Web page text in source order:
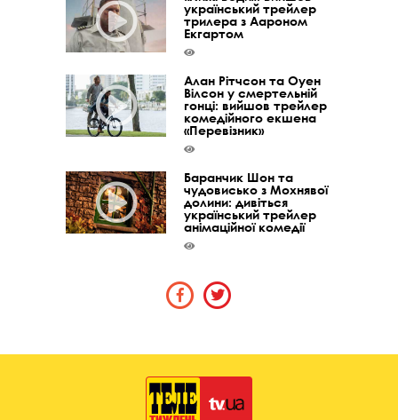
український трейлер
трилера з Аароном
Екгартом
Алан Рітчсон та Оуен
Вілсон у смертельній
гонці: вийшов трейлер
комедійного екшена
«Перевізник»
Баранчик Шон та
чудовисько з Мохнявої
долини: дивіться
український трейлер
анімаційної комедії